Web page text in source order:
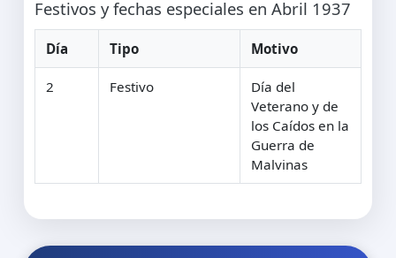
Festivos y fechas especiales en Abril 1937
Día Tipo Motivo
2 Festivo
Día del
Veterano y de
los Caídos en la
Guerra de
Malvinas